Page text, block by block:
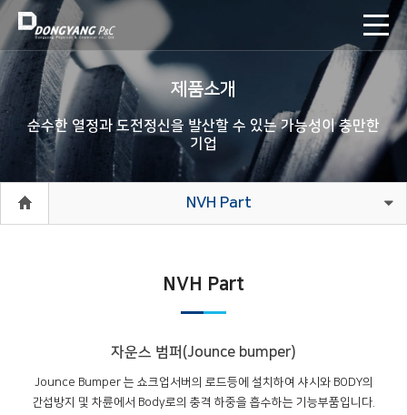
제품소개
순수한 열정과 도전정신을 발산할 수 있는 가능성이 충만한
기업
NVH Part
NVH Part
자운스 범퍼(Jounce bumper)
Jounce Bumper 는 쇼크업서버의 로드등에 설치하여 샤시와 BODY의
간섭방지 및 차륜에서 Body로의 충격 하중을 흡수하는 기능부품입니다.